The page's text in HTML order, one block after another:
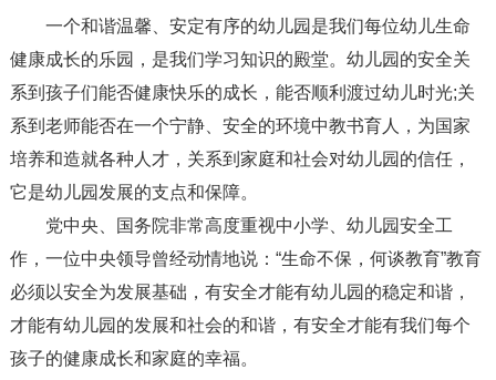
一个和谐温馨、安定有序的幼儿园是我们每位幼儿生命
健康成长的乐园，是我们学习知识的殿堂。幼儿园的安全关
系到孩子们能否健康快乐的成长，能否顺利渡过幼儿时光;关
系到老师能否在一个宁静、安全的环境中教书育人，为国家
培养和造就各种人才，关系到家庭和社会对幼儿园的信任，
它是幼儿园发展的支点和保障。
党中央、国务院非常高度重视中小学、幼儿园安全工
作，一位中央领导曾经动情地说：“生命不保，何谈教育”教育
必须以安全为发展基础，有安全才能有幼儿园的稳定和谐，
才能有幼儿园的发展和社会的和谐，有安全才能有我们每个
孩子的健康成长和家庭的幸福。